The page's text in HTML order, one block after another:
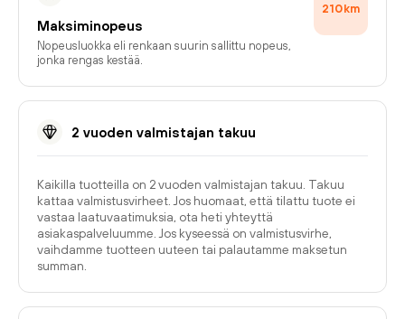
Maksiminopeus
Nopeusluokka eli renkaan suurin sallittu nopeus,
jonka rengas kestää.
210km
2 vuoden valmistajan takuu
Kaikilla tuotteilla on 2 vuoden valmistajan takuu. Takuu
kattaa valmistusvirheet. Jos huomaat, että tilattu tuote ei
vastaa laatuvaatimuksia, ota heti yhteyttä
asiakaspalveluumme. Jos kyseessä on valmistusvirhe,
vaihdamme tuotteen uuteen tai palautamme maksetun
summan.